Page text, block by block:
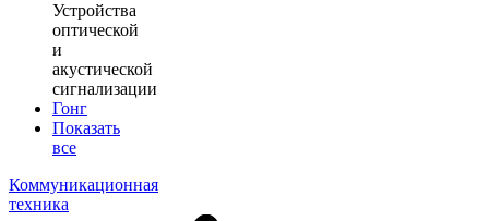
Устройства
оптической
и
акустической
сигнализации
Гонг
Показать
все
Коммуникационная
техника